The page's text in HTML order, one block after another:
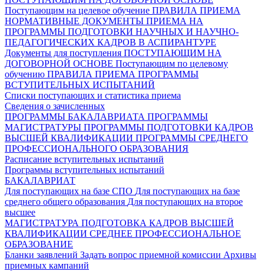
Поступающим на целевое обучение ПРАВИЛА ПРИЕМА
НОРМАТИВНЫЕ ДОКУМЕНТЫ ПРИЕМА НА
ПРОГРАММЫ ПОДГОТОВКИ НАУЧНЫХ И НАУЧНО-
ПЕДАГОГИЧЕСКИХ КАДРОВ В АСПИРАНТУРЕ
Документы для поступления ПОСТУПАЮЩИМ НА
ДОГОВОРНОЙ ОСНОВЕ Поступающим по целевому
обучению ПРАВИЛА ПРИЕМА ПРОГРАММЫ
ВСТУПИТЕЛЬНЫХ ИСПЫТАНИЙ
Списки поступающих и статистика приема
Сведения о зачисленных
ПРОГРАММЫ БАКАЛАВРИАТА ПРОГРАММЫ
МАГИСТРАТУРЫ ПРОГРАММЫ ПОДГОТОВКИ КАДРОВ
ВЫСШЕЙ КВАЛИФИКАЦИИ ПРОГРАММЫ СРЕДНЕГО
ПРОФЕССИОНАЛЬНОГО ОБРАЗОВАНИЯ
Расписание вступительных испытаний
Программы вступительных испытаний
БАКАЛАВРИАТ
Для поступающих на базе СПО Для поступающих на базе
среднего общего образования Для поступающих на второе
высшее
МАГИСТРАТУРА ПОДГОТОВКА КАДРОВ ВЫСШЕЙ
КВАЛИФИКАЦИИ СРЕДНЕЕ ПРОФЕССИОНАЛЬНОЕ
ОБРАЗОВАНИЕ
Бланки заявлений Задать вопрос приемной комиссии Архивы
приемных кампаний